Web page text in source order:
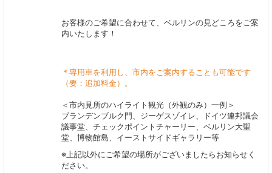
お客様のご希望に合わせて、ベルリンの見どころをご案
内いたします！
＊専用車を利用し、市内をご案内することも可能です
（要：追加料金）。
＜市内見所のハイライト観光（外観のみ）一例＞
ブランデンブルク門、ジーゲスゾイレ、ドイツ連邦議会
議事堂、チェックポイントチャーリー、ベルリン大聖
堂、博物館島、イーストサイドギャラリー等
※上記以外にご希望の場所がございましたらお知らせく
ださい。